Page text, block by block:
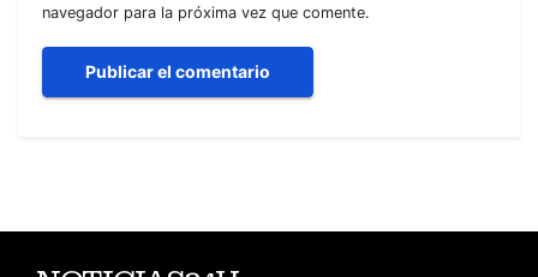
navegador para la próxima vez que comente.